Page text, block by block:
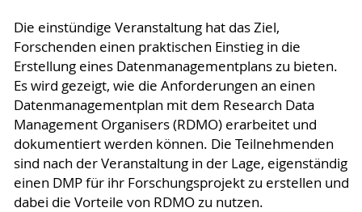
Die einstündige Veranstaltung hat das Ziel,
Forschenden einen praktischen Einstieg in die
Erstellung eines Datenmanagementplans zu bieten.
Es wird gezeigt, wie die Anforderungen an einen
Datenmanagementplan mit dem Research Data
Management Organisers (RDMO) erarbeitet und
dokumentiert werden können. Die Teilnehmenden
sind nach der Veranstaltung in der Lage, eigenständig
einen DMP für ihr Forschungsprojekt zu erstellen und
dabei die Vorteile von RDMO zu nutzen.